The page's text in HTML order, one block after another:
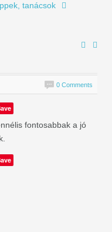
tanácsok
0 Comments
fontosabbak a jó